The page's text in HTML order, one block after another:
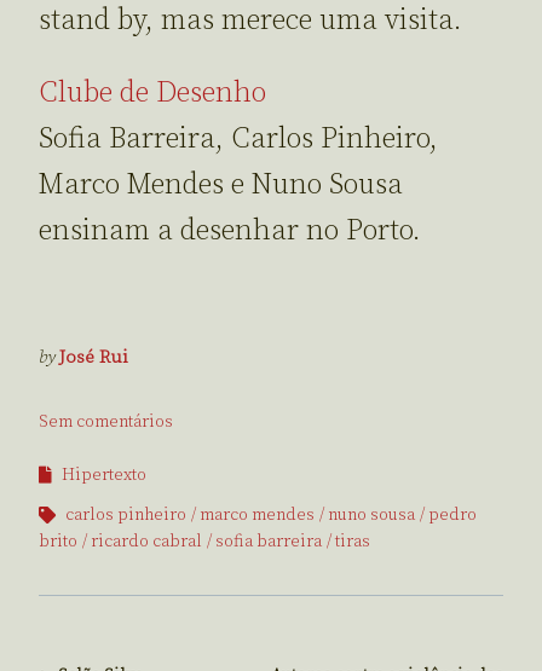
stand by, mas merece uma visita.
Clube de Desenho
Sofia Barreira, Carlos Pinheiro,
Marco Mendes e Nuno Sousa
ensinam a desenhar no Porto.
byJosé Rui
Sem comentários
Hipertexto
carlos pinheiro
marco mendes nuno sousa
pedro
brito
ricardo cabral sofia barreira tiras